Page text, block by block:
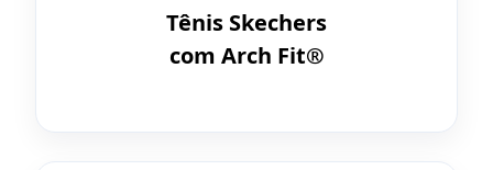
Tênis Skechers
com Arch Fit®